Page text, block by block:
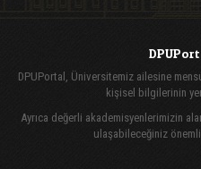
DPUPortal, Üniversitemiz ailesine
kişisel bilgilerinin
Ayrıca değerli akademisyenlerimizin
ulaşabileceğiniz